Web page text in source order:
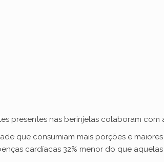
presentes nas berinjelas colaboram
que consumiam mais porções e
cardíacas 32% menor do que